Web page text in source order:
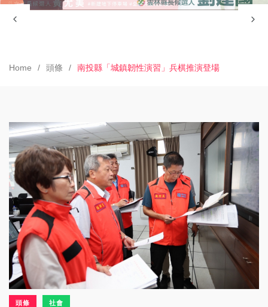
Home 頭條 南投縣「城鎮韌性演習」兵棋推演登場
頭條 社會